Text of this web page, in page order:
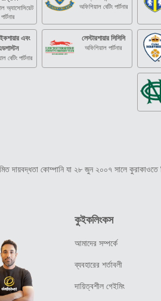
অ্যাসোসিয়েট
পার্টনার
অফিশিয়াল বেটিং পার্টনার
এবং
বেটিং পার্টনার
লেস্টারশায়ার সিসিসি
অফিশিয়াল পার্টনার
দায়বদ্ধতা কোম্পানি যা ২৮ জুন ২০০৭ সালে
কুইকলিংকস
আমাদের সম্পর্কে
ব্যবহারের শর্তাবলী
দায়িত্বশীল গেইমিং